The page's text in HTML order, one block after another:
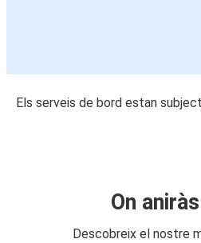
Els serveis de bord estan
On
Descobreix el nostre